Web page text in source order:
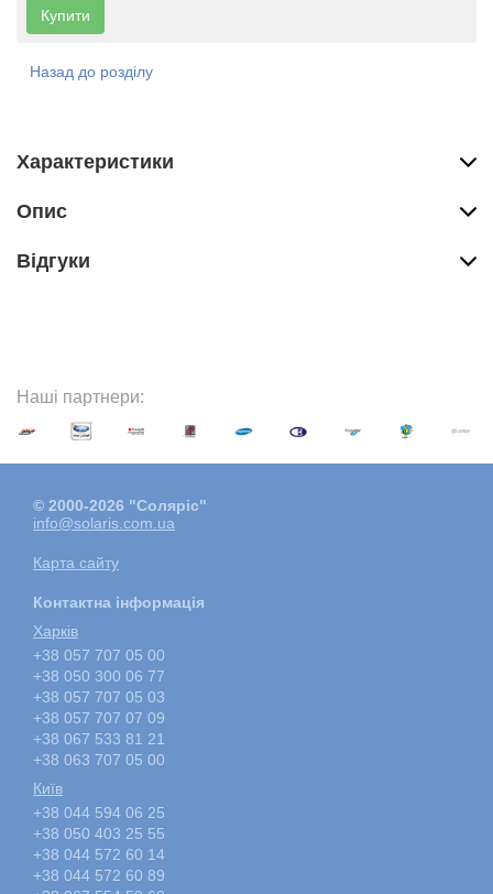
Купити
Назад до розділу
Характеристики
Опис
Вiдгуки
Наші партнери:
© 2000-2026 "Соляріс"
info@solaris.com.ua
Карта сайту
Контактна інформація
Харкiв
+38 057 707 05 00
+38 050 300 06 77
+38 057 707 05 03
+38 057 707 07 09
+38 067 533 81 21
+38 063 707 05 00
Київ
+38 044 594 06 25
+38 050 403 25 55
+38 044 572 60 14
+38 044 572 60 89